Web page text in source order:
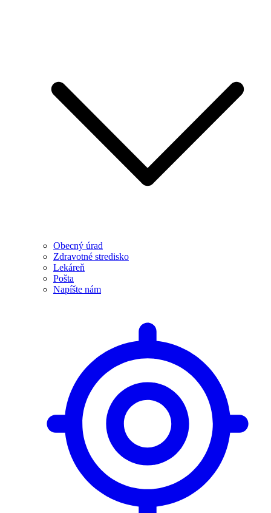
Obecný úrad
Zdravotné stredisko
Lekáreň
Pošta
Napíšte nám